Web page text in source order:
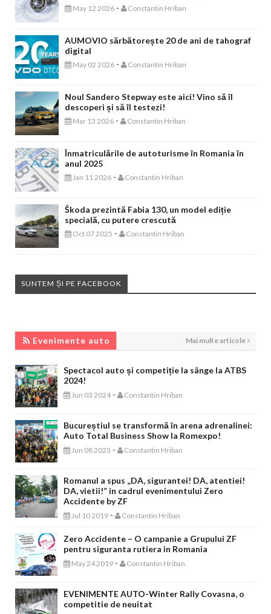
May 12 2026 - Constantin Hriban
AUMOVIO sărbătorește 20 de ani de tahograf
digital
May 02 2026 - Constantin Hriban
Noul Sandero Stepway este aici! Vino să îl
descoperi și să îl testezi!
Mar 13 2026 - Constantin Hriban
Înmatriculările de autoturisme în Romania în
anul 2025
Jan 11 2026 - Constantin Hriban
Škoda prezintă Fabia 130, un model ediție
specială, cu putere crescută
Oct 07 2025 - Constantin Hriban
SUNTEM ȘI PE FACEBOOK
Evenimente auto Mai multe articole
Spectacol auto și competiție la sânge la ATBS
2024!
Jun 03 2024 - Constantin Hriban
Bucureștiul se transformă în arena adrenalinei:
Auto Total Business Show la Romexpo!
Jun 08 2023 - Constantin Hriban
Romanul a spus „DA, sigurantei! DA, atentiei!
DA, vietii!” in cadrul evenimentului Zero
Accidente by ZF
Jul 10 2019 - Constantin Hriban
Zero Accidente – O campanie a Grupului ZF
pentru siguranta rutiera in Romania
May 24 2019 - Constantin Hriban
EVENIMENTE AUTO-Winter Rally Covasna, o
competitie de neuitat